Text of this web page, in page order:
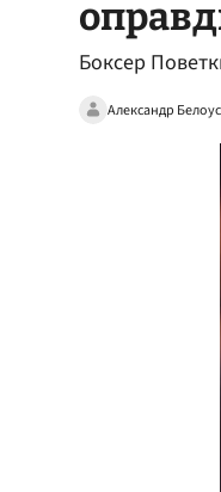
Боксер
Александр